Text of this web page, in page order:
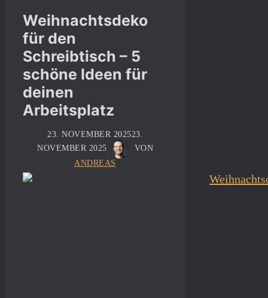
Weihnachtsdeko
für den
Schreibtisch – 5
schöne Ideen für
deinen
Arbeitsplatz
23. NOVEMBER 202523.
NOVEMBER 2025
VON
ANDREAS